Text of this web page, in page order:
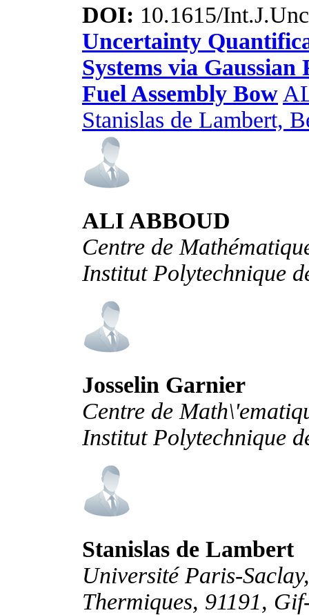
DOI: 10.1615/
Uncertainty
Systems via
Fuel Assembly Bow
Stanislas de Lambert,
ALI ABBOUD
Centre de
Institut Polytechnique
Josselin Garnier
Centre de
Institut Polytechnique
Stanislas de Lambert
Université Paris-
Thermiques, 91191,